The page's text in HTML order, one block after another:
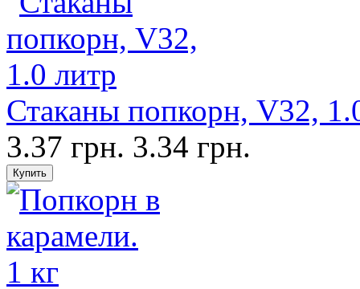
Стаканы попкорн, V32,
3.37 грн. 3.34 грн.